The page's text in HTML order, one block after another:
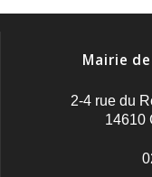
Mairie
2-4 rue du
14610